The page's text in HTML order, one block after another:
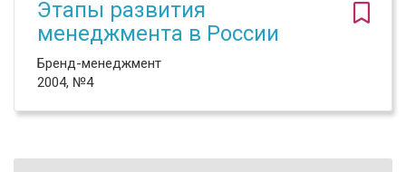
Этапы развития
менеджмента в России
Бренд-менеджмент
2004, №4